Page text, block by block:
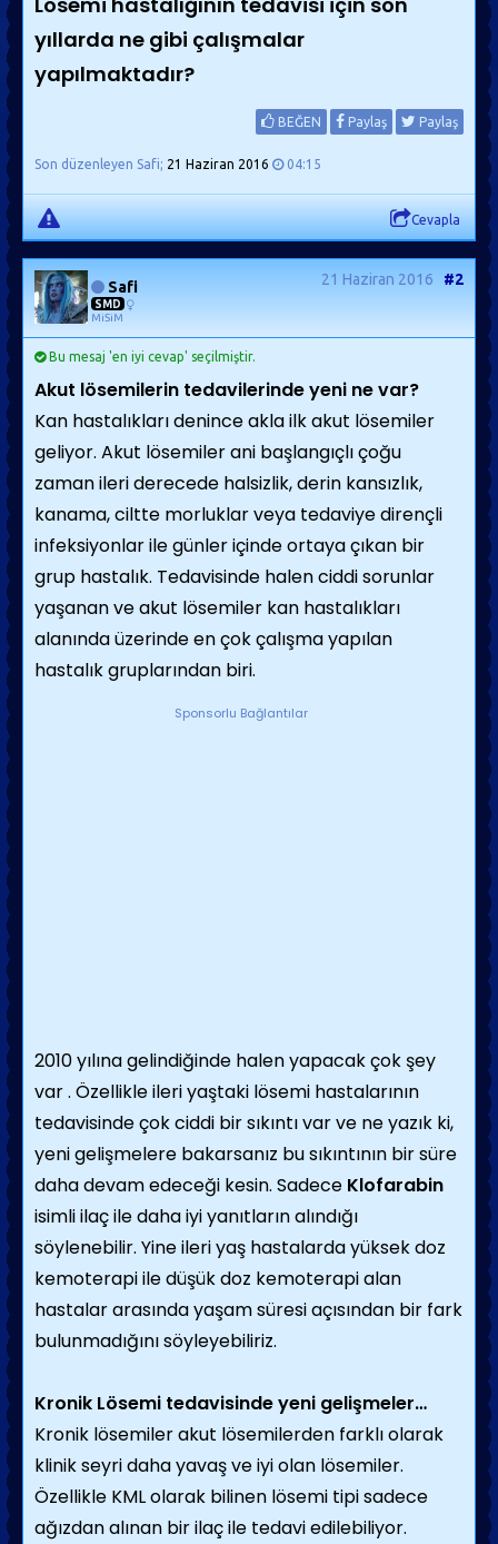
yıllarda ne gibi çalışmalar
yapılmaktadır?
BEĞEN Paylaş Paylaş
Son düzenleyen Safi; 21 Haziran 2016 04:15
Cevapla
Safi
SMD
MiSiM
21 Haziran 2016 #2
Bu mesaj 'en iyi cevap' seçilmiştir.
Akut lösemilerin tedavilerinde yeni ne var?
Kan hastalıkları denince akla ilk akut lösemiler
geliyor. Akut lösemiler ani başlangıçlı çoğu
zaman ileri derecede halsizlik, derin kansızlık,
kanama, ciltte morluklar veya tedaviye dirençli
infeksiyonlar ile günler içinde ortaya çıkan bir
grup hastalık. Tedavisinde halen ciddi sorunlar
yaşanan ve akut lösemiler kan hastalıkları
alanında üzerinde en çok çalışma yapılan
hastalık gruplarından biri.
Sponsorlu Bağlantılar
2010 yılına gelindiğinde halen yapacak çok şey
var . Özellikle ileri yaştaki lösemi hastalarının
tedavisinde çok ciddi bir sıkıntı var ve ne yazık ki,
yeni gelişmelere bakarsanız bu sıkıntının bir süre
daha devam edeceği kesin. Sadece Klofarabin
isimli ilaç ile daha iyi yanıtların alındığı
söylenebilir. Yine ileri yaş hastalarda yüksek doz
kemoterapi ile düşük doz kemoterapi alan
hastalar arasında yaşam süresi açısından bir fark
bulunmadığını söyleyebiliriz.
Kronik Lösemi tedavisinde yeni gelişmeler…
Kronik lösemiler akut lösemilerden farklı olarak
klinik seyri daha yavaş ve iyi olan lösemiler.
Özellikle KML olarak bilinen lösemi tipi sadece
ağızdan alınan bir ilaç ile tedavi edilebiliyor.